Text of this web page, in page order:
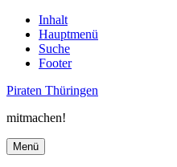
Inhalt
Hauptmenü
Suche
Footer
Piraten Thüringen
mitmachen!
Menü